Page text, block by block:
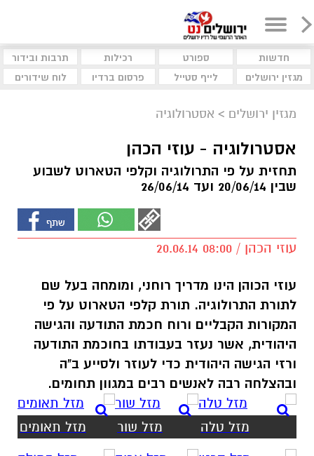
חדשות ספורט רכילות
תרבות ובידור
מגזין ירושלים
לייף סטייל פרסום ברדיו לוח שידורים
מגזין ירושלים > אסטרולוגיה
אסטרולוגיה - עוזי הכהן
תחזית על פי התרולוגיה וקלפי הטארוט לשבוע
שבין 20/06/14 ועד 26/06/14
עוזי הכהן / 08:00 20.06.14
עוזי הכוהן הינו מדריך רוחני, ומומחה בעל שם
לתורת התרולוגיה. תורת קלפי הטארוט על פי
המקורות הקבליים ורוח חכמת התודעה והגישה
היהודית, אשר נעזר בעבודתו בחוכמת התודעה
ורזי הגישה היהודית כדי לעוזר ולסייע ב"ה
ובהצלחה רבה לאנשים רבים במגוון תחומים.
מזל טלה מזל שור מזל תאומים